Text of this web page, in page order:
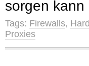
sorgen kann
Tags: Firewalls,
Proxies